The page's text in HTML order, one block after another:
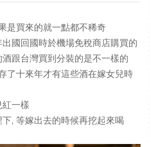
是買來的就一點都不稀奇
國回國時於機場免稅商店購買的
跟台灣買到分裝的是不一樣的
了十來年才有這些酒在嫁女兒時
一樣
, 等嫁出去的時候再挖起來喝